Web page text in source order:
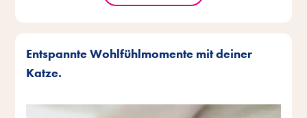
Entspannte Wohlfühlmomente mit deiner
Katze.